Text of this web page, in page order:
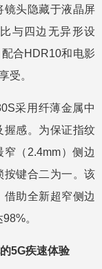
镜头隐藏于液晶屏
与四边无异形设
合HDR10和电影
受。
采用纤薄金属中
握感。为保证指纹
（2.4mm）侧边
按键合二为一。该
助全新超窄侧边
。
5G疾速体验